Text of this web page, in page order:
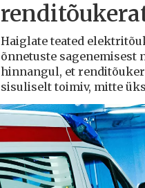
Haiglate teated
õnnetuste sagenemisest
hinnangul, et
sisuliselt toimiv, mitte